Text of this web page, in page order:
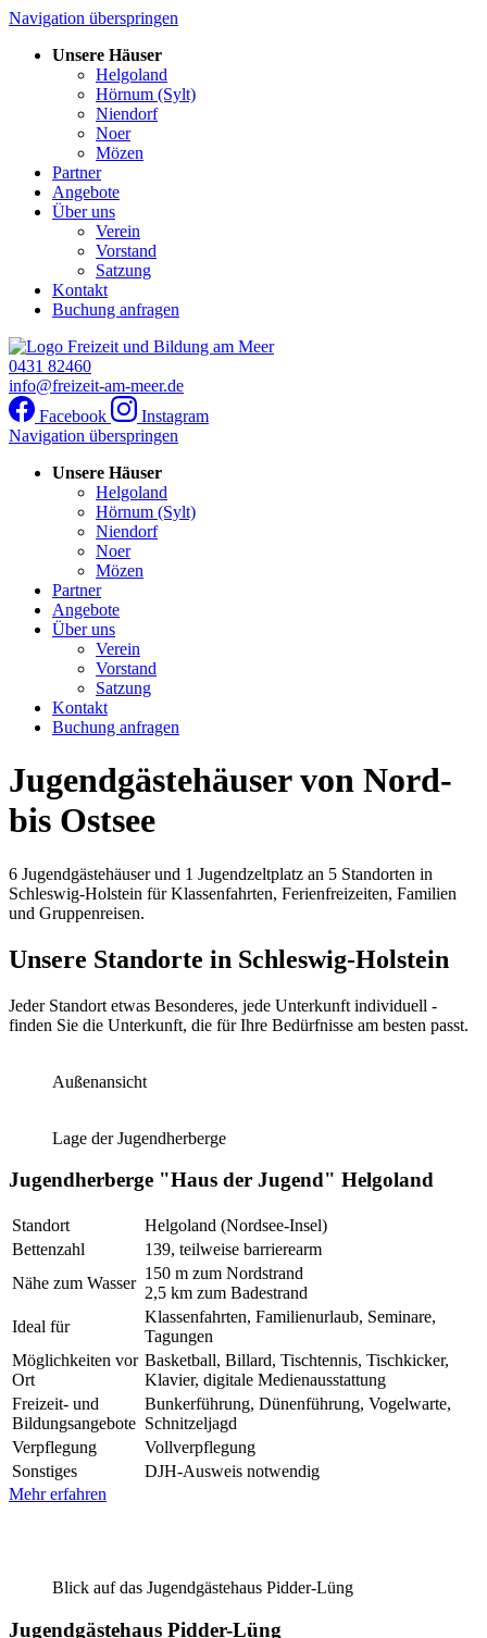
Navigation überspringen
Unsere Häuser
Helgoland
Hörnum (Sylt)
Niendorf
Noer
Mözen
Partner
Angebote
Über uns
Verein
Vorstand
Satzung
Kontakt
Buchung anfragen
0431 82460
info@freizeit-am-meer.de
Facebook
Instagram
Navigation überspringen
Unsere Häuser
Helgoland
Hörnum (Sylt)
Niendorf
Noer
Mözen
Partner
Angebote
Über uns
Verein
Vorstand
Satzung
Kontakt
Buchung anfragen
Jugendgästehäuser von Nord-
bis Ostsee
6 Jugendgästehäuser und 1 Jugendzeltplatz an 5 Standorten in
Schleswig-Holstein für Klassenfahrten, Ferienfreizeiten, Familien
und Gruppenreisen.
Unsere Standorte in Schleswig-Holstein
Jeder Standort etwas Besonderes, jede Unterkunft individuell -
finden Sie die Unterkunft, die für Ihre Bedürfnisse am besten passt.
Außenansicht
Lage der Jugendherberge
Jugendherberge "Haus der Jugend" Helgoland
Standort
Helgoland (Nordsee-Insel)
Bettenzahl
139, teilweise barrierearm
Nähe zum Wasser
150 m zum Nordstrand
2,5 km zum Badestrand
Ideal für
Klassenfahrten, Familienurlaub, Seminare,
Tagungen
Möglichkeiten vor
Ort
Basketball, Billard, Tischtennis, Tischkicker,
Klavier, digitale Medienausstattung
Freizeit- und
Bildungsangebote
Bunkerführung, Dünenführung, Vogelwarte,
Schnitzeljagd
Verpflegung
Vollverpflegung
Sonstiges
DJH-Ausweis notwendig
Mehr erfahren
Blick auf das Jugendgästehaus Pidder-Lüng
Jugendgästehaus Pidder-Lüng